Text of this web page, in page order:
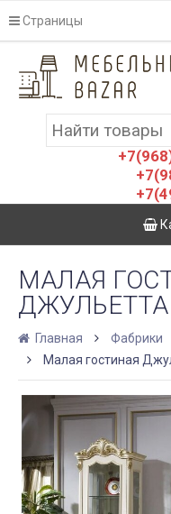
Страницы
МАЛАЯ
Главная Фабрики
Малая гостиная